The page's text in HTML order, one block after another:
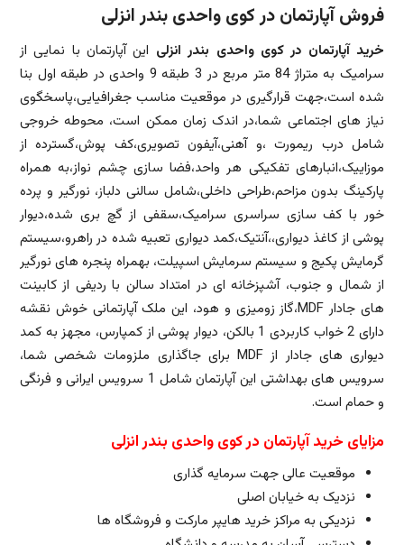
فروش آپارتمان در کوی واحدی بندر انزلی
خرید آپارتمان در کوی واحدی بندر انزلی این آپارتمان با نمایی از
سرامیک به متراژ 84 متر مربع در 3 طبقه 9 واحدی در طبقه اول بنا
شده است،جهت قرارگیری در موقعیت مناسب جغرافیایی،پاسخگوی
نیاز های اجتماعی شما،در اندک زمان ممکن است، محوطه خروجی
شامل درب ریمورت ،و آهنی،آیفون تصویری،کف پوش،گسترده از
موزاییک،انبارهای تفکیکی هر واحد،فضا سازی چشم نواز،به همراه
پارکینگ بدون مزاحم،طراحی داخلی،شامل سالنی دلباز، نورگیر و پرده
خور با کف سازی سراسری سرامیک،سقفی از گچ بری شده،دیوار
پوشی از کاغذ دیواری،،آنتیک،کمد دیواری تعبیه شده در راهرو،سیستم
گرمایش پکیج و سیستم سرمایش اسپیلت، بهمراه پنجره های نورگیر
از شمال و جنوب، آشپزخانه ای در امتداد سالن با ردیفی از کابینت
های جادار MDF،گاز زومیزی و هود، این ملک آپارتمانی خوش نقشه
دارای 2 خواب کاربردی 1 بالکن، دیوار پوشی از کمپارس، مجهز به کمد
دیواری های جادار از MDF برای جاگذاری ملزومات شخصی شما،
سرویس های بهداشتی این آپارتمان شامل 1 سرویس ایرانی و فرنگی
و حمام است.
مزایای خرید آپارتمان در کوی واحدی بندر انزلی
موقعیت عالی جهت سرمایه گذاری
نزدیک به خیابان اصلی
نزدیکی به مراکز خرید هایپر مارکت و فروشگاه ها